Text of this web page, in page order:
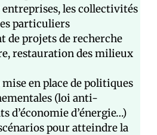
entreprises, les collectivités
particuliers
de projets de recherche
restauration des milieux
en place de politiques
(loi anti-
d’économie d’énergie…)
pour atteindre la